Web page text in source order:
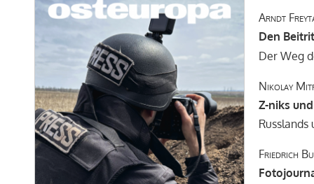
Arndt
Den
Der Weg
Nikolay
Z-niks
Friedrich